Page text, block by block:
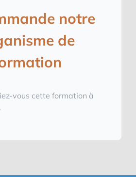
notre
de
vous cette formation à